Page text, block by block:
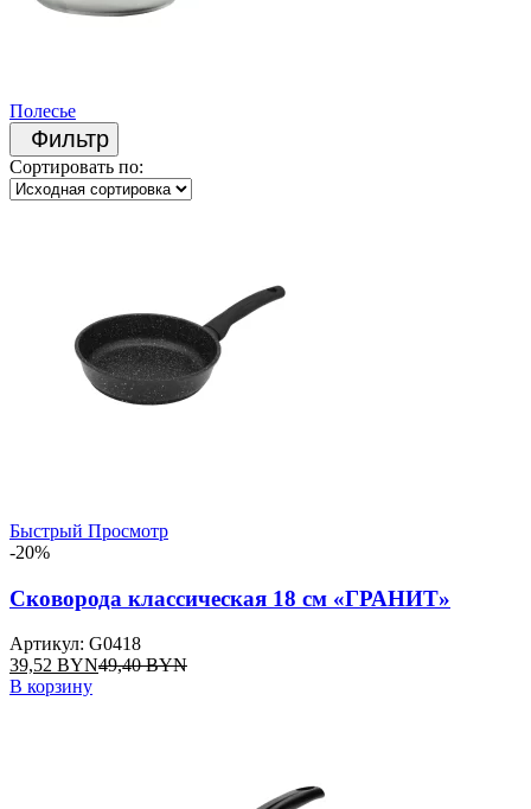
Полесье
Фильтр
Сортировать по:
Быстрый Просмотр
-20%
Сковорода классическая 18 см «ГРАНИТ»
Артикул: G0418
39,52 BYN49,40BYN
В корзину